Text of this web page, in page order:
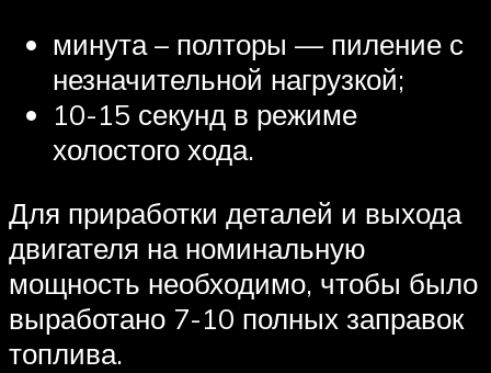
минута – полторы — пиление с
незначительной нагрузкой;
10-15 секунд в режиме
холостого хода.
Для приработки деталей и выхода
двигателя на номинальную
мощность необходимо, чтобы было
выработано 7-10 полных заправок
топлива.